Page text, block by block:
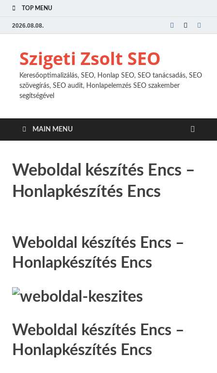
TOP MENU
2026.08.08.
Szigeti Zsolt SEO
Keresőoptimalizálás, SEO, Honlap SEO, SEO tanácsadás, SEO
szövegírás, SEO audit, Honlapelemzés SEO szakember
segítségével
MAIN MENU
Weboldal készítés Encs –
Honlapkészítés Encs
Weboldal készítés Encs –
Honlapkészítés Encs
Weboldal készítés Encs –
Honlapkészítés Encs